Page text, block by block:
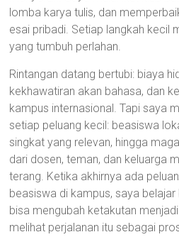
lomba karya tulis, dan
esai pribadi. Setiap langkah kecil
yang tumbuh perlahan.
Rintangan datang bertubi: biaya
kekhawatiran akan bahasa, dan
kampus internasional. Tapi saya
setiap peluang kecil: beasiswa
singkat yang relevan, hingga
dari dosen, teman, dan keluarga
terang. Ketika akhirnya ada
beasiswa di kampus, saya
bisa mengubah ketakutan
melihat perjalanan itu sebagai